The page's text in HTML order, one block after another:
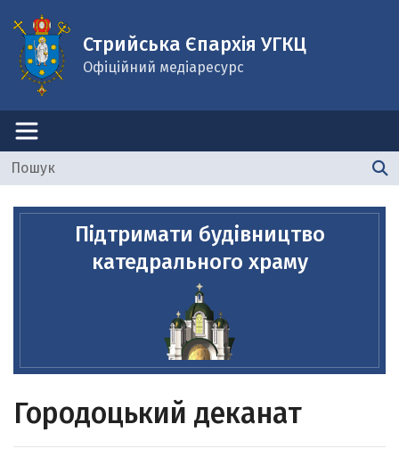
Стрийська Єпархія УГКЦ
Офіційний медіаресурс
Підтримати будівництво
катедрального храму
Городоцький деканат